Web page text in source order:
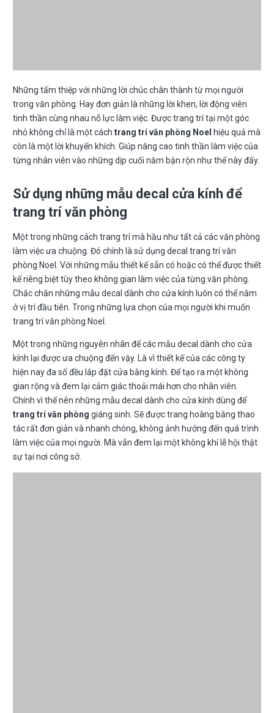
Những tấm thiệp với những lời chúc chân thành từ mọi người
trong văn phòng. Hay đơn giản là những lời khen, lời động viên
tinh thần cùng nhau nỗ lực làm việc. Được trang trí tại một góc
nhỏ không chỉ là một cách trang trí văn phòng Noel hiệu quả mà
còn là một lời khuyến khích. Giúp nâng cao tinh thần làm việc của
từng nhân viên vào những dịp cuối năm bận rộn như thế này đấy.
Sử dụng những mẫu decal cửa kính để
trang trí văn phòng
Một trong những cách trang trí mà hầu như tất cả các văn phòng
làm việc ưa chuộng. Đó chính là sử dụng decal trang trí văn
phòng Noel. Với những mẫu thiết kế sẵn có hoặc có thể được thiết
kế riêng biệt tùy theo không gian làm việc của từng văn phòng.
Chắc chắn những mẫu decal dành cho cửa kính luôn có thể nằm
ở vị trí đầu tiên. Trong những lựa chọn của mọi người khi muốn
trang trí văn phòng Noel.
Một trong những nguyên nhân để các mẫu decal dành cho cửa
kính lại được ưa chuộng đến vậy. Là vì thiết kế của các công ty
hiện nay đa số đều lắp đặt cửa bằng kính. Để tạo ra một không
gian rộng và đem lại cảm giác thoải mái hơn cho nhân viên.
Chính vì thế nên những mẫu decal dành cho cửa kính dùng để
trang trí văn phòng giáng sinh. Sẽ được trang hoàng bằng thao
tác rất đơn giản và nhanh chóng, không ảnh hưởng đến quá trình
làm việc của mọi người. Mà vẫn đem lại một không khí lễ hội thật
sự tại nơi công sở.